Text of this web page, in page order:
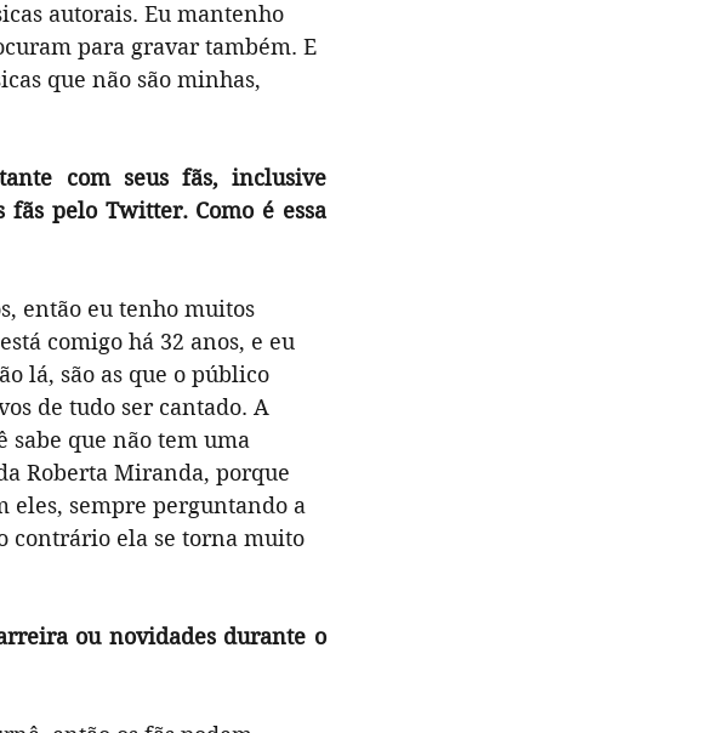
autorais. Eu mantenho
para gravar também. E
que não são minhas,
com seus fãs, inclusive
fãs pelo Twitter. Como é essa
então eu tenho muitos
comigo há 32 anos, e eu
lá, são as que o público
de tudo ser cantado. A
sabe que não tem uma
Roberta Miranda, porque
eles, sempre perguntando a
contrário ela se torna muito
ou novidades durante o